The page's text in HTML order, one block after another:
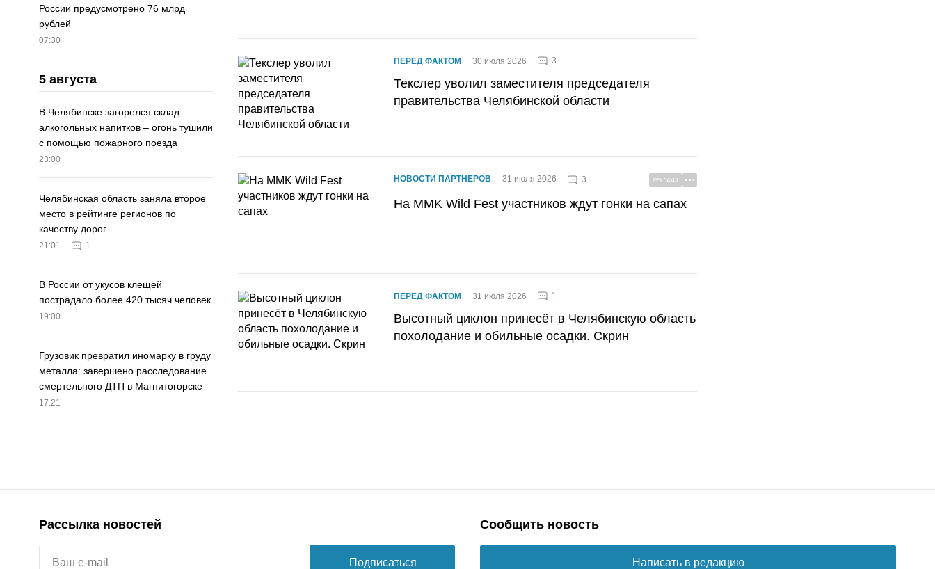
России предусмотрено 76 млрд
рублей
07:30
5 августа
В Челябинске загорелся склад
алкогольных напитков – огонь тушили
с помощью пожарного поезда
23:00
Челябинская область заняла второе
место в рейтинге регионов по
качеству дорог
21:01 1
В России от укусов клещей
пострадало более 420 тысяч человек
19:00
Грузовик превратил иномарку в груду
металла: завершено расследование
смертельного ДТП в Магнитогорске
17:21
ПЕРЕД ФАКТОМ 30 июля 2026 3
Текслер уволил заместителя председателя
правительства Челябинской области
НОВОСТИ ПАРТНЕРОВ 31 июля 2026 3 РЕКЛАМА
На MMK Wild Fest участников ждут гонки на сапах
ПЕРЕД ФАКТОМ 31 июля 2026 1
Высотный циклон принесёт в Челябинскую область
похолодание и обильные осадки. Скрин
Рассылка новостей
Подписаться
Сообщить новость
Написать в редакцию